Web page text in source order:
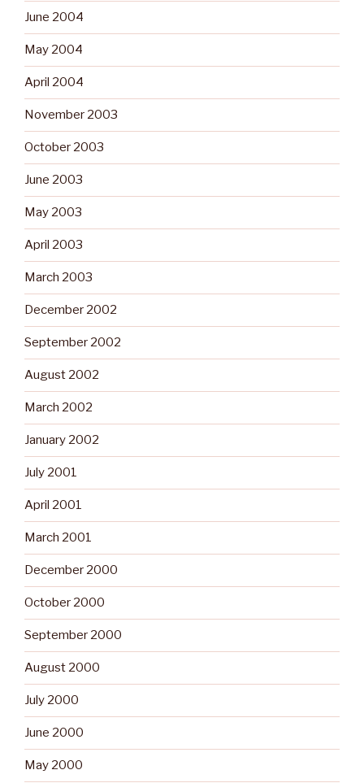
June 2004
May 2004
April 2004
November 2003
October 2003
June 2003
May 2003
April 2003
March 2003
December 2002
September 2002
August 2002
March 2002
January 2002
July 2001
April 2001
March 2001
December 2000
October 2000
September 2000
August 2000
July 2000
June 2000
May 2000